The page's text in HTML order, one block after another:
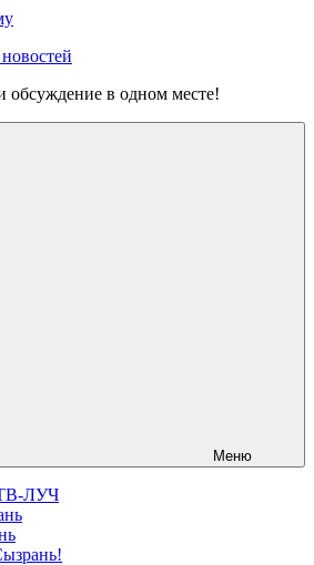
обсуждение в одном месте!
Меню
ЛУЧ